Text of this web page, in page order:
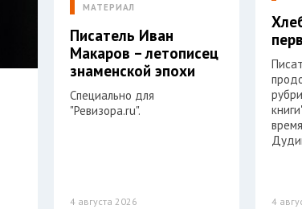
МАТЕРИАЛ
Писатель Иван
Макаров – летописец
знаменской эпохи
Специально для
"Ревизора.ru".
4 августа 2026 4